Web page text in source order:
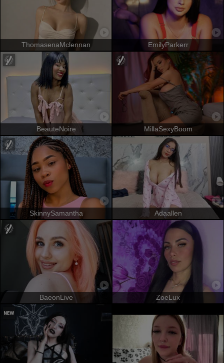
ThomasenaMclennan EmilyParkerr
BeauteNoire MillaSexyBoom
SkinnySamantha Adaallen
BaeonLive ZoeLux